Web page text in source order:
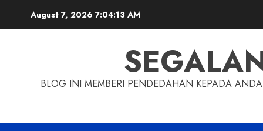
August 7, 2026 7:04:14 AM
BLOG INI MEMBERI PENDEDAHAN KEPADA